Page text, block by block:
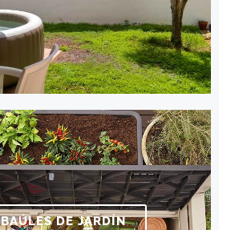
BAÚLES DE JARDÍN